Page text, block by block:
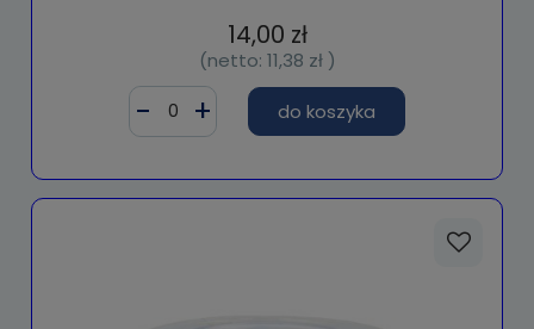
14,00 zł
(netto: 11,38 zł)
do koszyka